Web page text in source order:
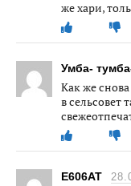
же хари,
Умба-
Как же
в сельсовет
E606AT